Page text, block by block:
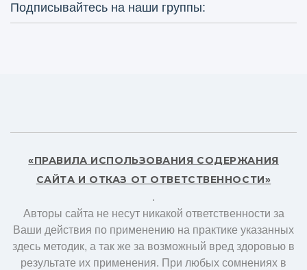
Подписывайтесь на наши группы:
«ПРАВИЛА ИСПОЛЬЗОВАНИЯ СОДЕРЖАНИЯ
САЙТА И ОТКАЗ ОТ ОТВЕТСТВЕННОСТИ»
.
Авторы сайта не несут никакой ответственности за
Ваши действия по применению на практике указанных
здесь методик, а так же за возможный вред здоровью в
результате их применения. При любых сомнениях в